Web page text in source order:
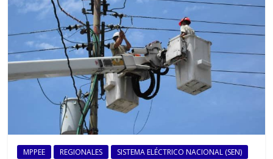
MPPEE REGIONALES SISTEMA ELÉCTRICO NACIONAL (SEN)